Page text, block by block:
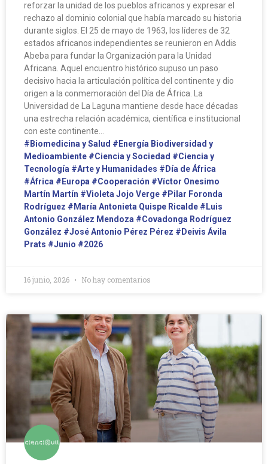
reforzar la unidad de los pueblos africanos y expresar el
rechazo al dominio colonial que había marcado su historia
durante siglos. El 25 de mayo de 1963, los líderes de 32
estados africanos independientes se reunieron en Addis
Abeba para fundar la Organización para la Unidad
Africana. Aquel encuentro histórico supuso un paso
decisivo hacia la articulación política del continente y dio
origen a la conmemoración del Día de África. La
Universidad de La Laguna mantiene desde hace décadas
una estrecha relación académica, científica e institucional
con este continente…
#Biomedicina y Salud #Energía Biodiversidad y
Medioambiente #Ciencia y Sociedad #Ciencia y
Tecnología #Arte y Humanidades #Día de África
#África #Europa #Cooperación #Víctor Onesimo
Martín Martín #Violeta Jojo Verge #Pilar Foronda
Rodríguez #María Antonieta Quispe Ricalde #Luis
Antonio González Mendoza #Covadonga Rodríguez
González #José Antonio Pérez Pérez #Deivis Ávila
Prats #Junio #2026
16 junio, 2026 No hay comentarios